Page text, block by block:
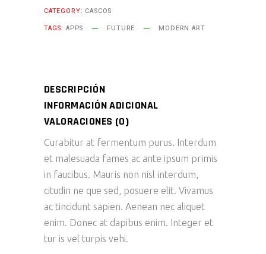
CATEGORY: CASCOS
TAGS: APPS FUTURE MODERN ART
DESCRIPCIÓN
INFORMACIÓN ADICIONAL
VALORACIONES (0)
Curabitur at fermentum purus. Interdum
et malesuada fames ac ante ipsum primis
in faucibus. Mauris non nisl interdum,
citudin ne que sed, posuere elit. Vivamus
ac tincidunt sapien. Aenean nec aliquet
enim. Donec at dapibus enim. Integer et
tur is vel turpis vehi.